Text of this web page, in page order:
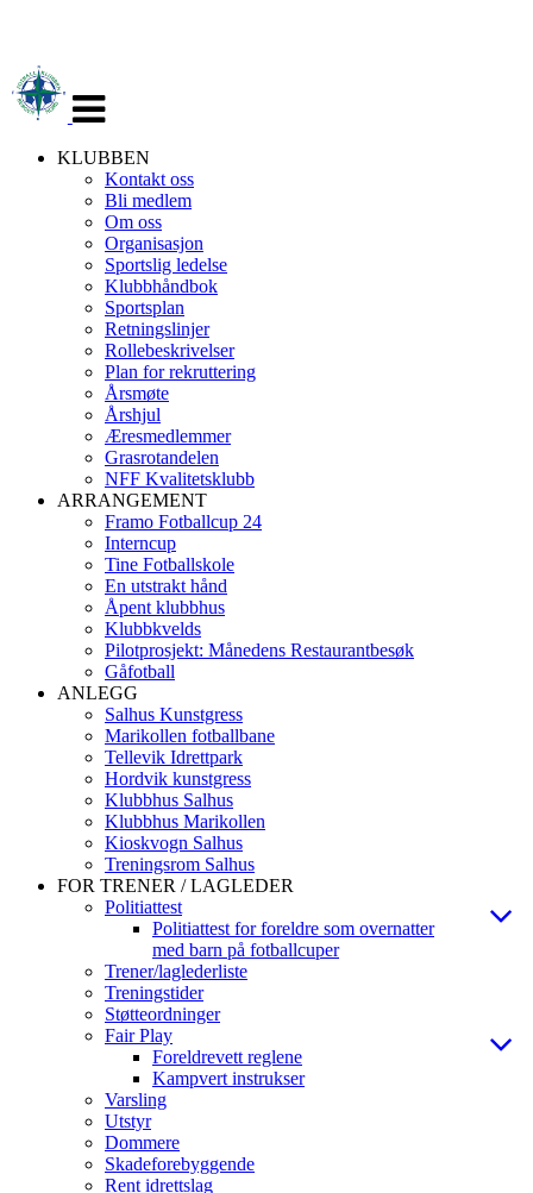
navigasjon
KLUBBEN
Kontakt oss
Bli medlem
Om oss
Organisasjon
Sportslig ledelse
Klubbhåndbok
Sportsplan
Retningslinjer
Rollebeskrivelser
Plan for rekruttering
Årsmøte
Årshjul
Æresmedlemmer
Grasrotandelen
NFF Kvalitetsklubb
ARRANGEMENT
Framo Fotballcup 24
Interncup
Tine Fotballskole
En utstrakt hånd
Åpent klubbhus
Klubbkvelds
Pilotprosjekt: Månedens Restaurantbesøk
Gåfotball
ANLEGG
Salhus Kunstgress
Marikollen fotballbane
Tellevik Idrettpark
Hordvik kunstgress
Klubbhus Salhus
Klubbhus Marikollen
Kioskvogn Salhus
Treningsrom Salhus
FOR TRENER / LAGLEDER
Politiattest
Politiattest for foreldre som overnatter
med barn på fotballcuper
Trener/laglederliste
Treningstider
Støtteordninger
Fair Play
Foreldrevett reglene
Kampvert instrukser
Varsling
Utstyr
Dommere
Skadeforebyggende
Rent idrettslag